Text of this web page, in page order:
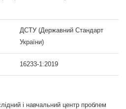
ДСТУ (Державний Стандарт
України)
16233-1:2019
і навчальний центр проблем